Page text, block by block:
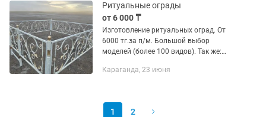
Ритуальные ограды
от 6 000 ₸
Изготовление ритуальных оград. От
6000 тг.за п/м. Большой выбор
моделей (более 100 видов). Так же:
•Кресты Любой сложности. От простых
Караганда, 23 июня
1 2